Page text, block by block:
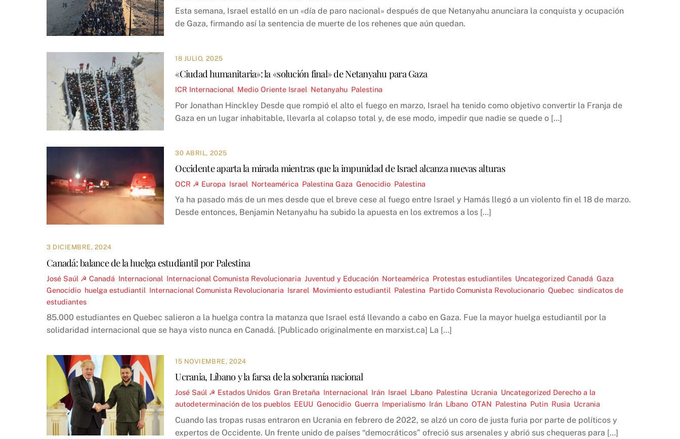
Esta semana, Israel estalló en un «día de paro nacional» después de que Netanyahu anunciara la conquista y ocupación
de Gaza, firmando así la sentencia de muerte de los rehenes que aún quedan.
18 JULIO, 2025
«Ciudad humanitaria»: la «solución final» de Netanyahu para Gaza
ICR Internacional Medio Oriente Israel Netanyahu Palestina
Por Jonathan Hinckley Desde que rompió el alto el fuego en marzo, Israel ha tenido como objetivo convertir la Franja de
Gaza en un lugar inhabitable, llevarla al colapso total y, de ese modo, impedir que nadie se quede o […]
30 ABRIL, 2025
Occidente aparta la mirada mientras que la impunidad de Israel alcanza nuevas alturas
OCR ☭ Europa Israel Norteamérica Palestina Gaza ,Genocidio Palestina
Ya ha pasado más de un mes desde que el breve cese al fuego entre Israel y Hamás llegó a un violento fin el 18 de marzo.
Desde entonces, Benjamin Netanyahu ha subido la apuesta en los extremos a los […]
3 DICIEMBRE, 2024
Canadá: balance de la huelga estudiantil por Palestina
José Saúl ☭ Canadá Internacional Internacional Comunista Revolucionaria Juventud y Educación Norteamérica Protestas estudiantiles Uncategorized Canadá Gaza
Genocidio huelga estudiantil Internacional Comunista Revolucionaria Israrel Movimiento estudiantil Palestina Partido Comunista Revolucionario Quebec sindicatos de
estudiantes
85.000 estudiantes en Quebec salieron a la huelga contra la matanza que Israel está llevando a cabo en Gaza. Fue la mayor huelga estudiantil por la
solidaridad internacional que se haya visto nunca en Canadá. [Publicado originalmente en marxist.ca] La […]
15 NOVIEMBRE, 2024
Ucrania, Líbano y la farsa de la soberanía nacional
José Saúl ☭ Estados Unidos ,Gran Bretaña Internacional Irán Israel Líbano Palestina Ucrania Uncategorized Derecho a la
autodeterminación de los pueblos EEUU ,Genocidio ,Guerra Imperialismo Irán Líbano ,OTAN Palestina Putin Rusia Ucrania
Cuando las tropas rusas entraron en Ucrania en febrero de 2022, se alzó un coro de justa furia por parte de políticos y
expertos de Occidente. Un frente unido de países “democráticos” ofreció sus arsenales y abrió sus chequeras para […]